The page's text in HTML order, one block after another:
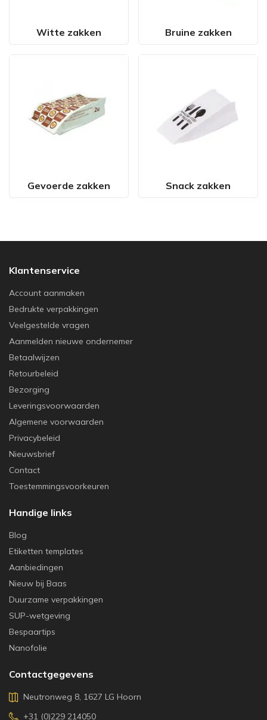
Witte zakken Bruine zakken
Gevoerde zakken Snack zakken
Klantenservice
Account aanmaken
Bedrukte verpakkingen
Veelgestelde vragen
Aanmelden nieuwe ondernemer
Betaalwijzen
Retourbeleid
Bezorging
Leveringsvoorwaarden
Algemene voorwaarden
Privacybeleid
Nieuwsbrief
Contact
Toestemmingsvoorkeuren
Handige links
Blog
Etiketten templates
Aanbiedingen
Nieuw bij Baas
Duurzame verpakkingen
SUP-wetgeving
Bespaartips
Nanofolie
Contactgegevens
Neutronweg 8, 1627 LG Hoorn
+31 (0)229 214050